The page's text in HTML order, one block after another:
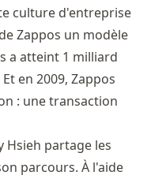
culture d'entreprise
Zappos un modèle
a atteint 1 milliard
en 2009, Zappos
: une transaction
Hsieh partage les
parcours. À l'aide